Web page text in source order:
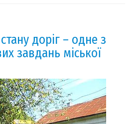
доріг – одне з
завдань міської